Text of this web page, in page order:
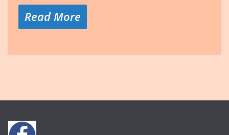
Read More